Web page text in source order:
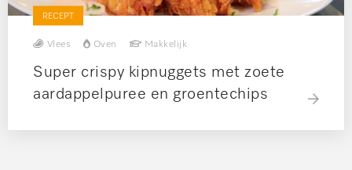
RECEPT
Vlees Oven Makkelijk
Super crispy kipnuggets met zoete
aardappelpuree en groentechips